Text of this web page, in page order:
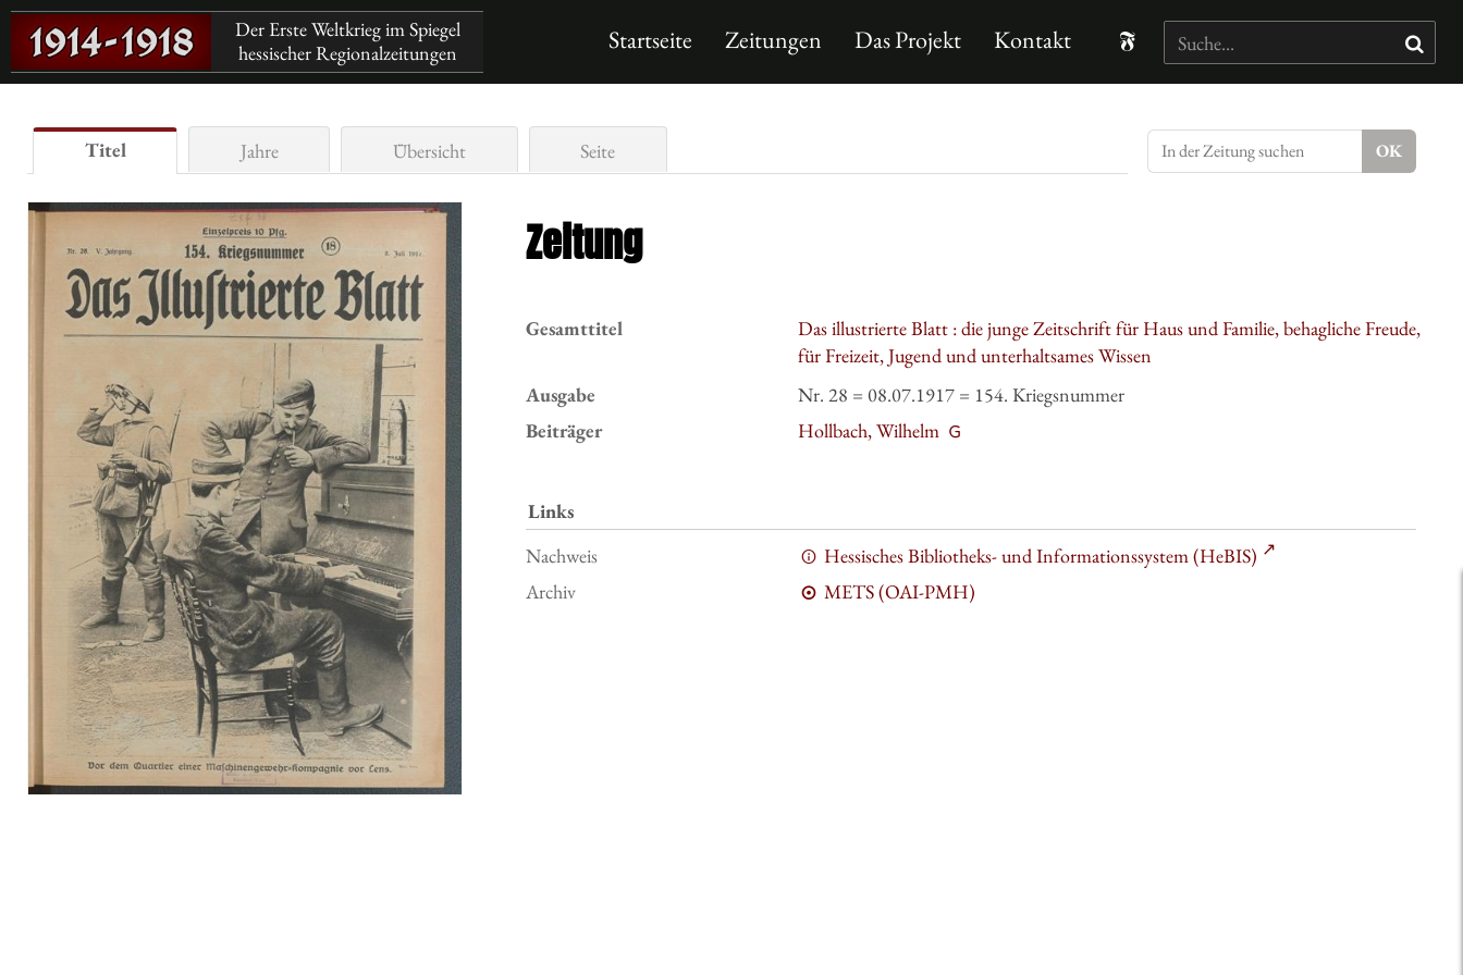
Der Erste Weltkrieg im Spiegel
hessischer Regionalzeitungen
Startseite Zeitungen Das Projekt Kontakt
Titel Jahre Übersicht Seite
Zeitung
Gesamttitel
Das illustrierte Blatt : die junge Zeitschrift für Haus und Familie, behagliche Freude,
für Freizeit, Jugend und unterhaltsames Wissen
Ausgabe
Nr. 28 = 08.07.1917 = 154. Kriegsnummer
Beiträger
Hollbach, Wilhelm
Links
Nachweis
Hessisches Bibliotheks- und Informationssystem (HeBIS)
Archiv
METS (OAI-PMH)